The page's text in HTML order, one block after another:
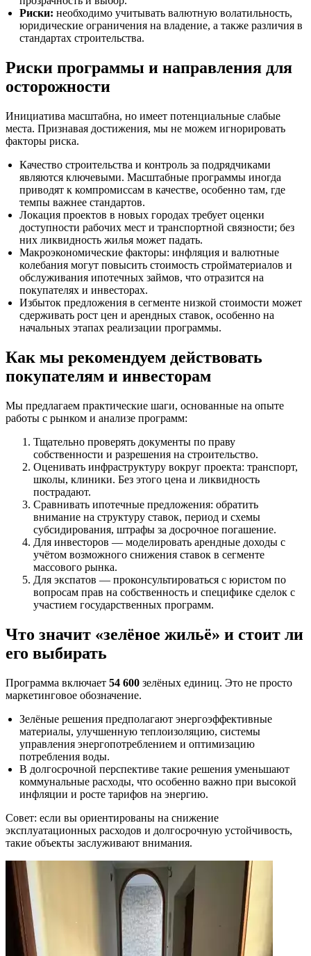
Риски: необходимо учитывать валютную волатильность,
юридические ограничения на владение, а также различия в
стандартах строительства.
Риски программы и направления для
осторожности
Инициатива масштабна, но имеет потенциальные слабые
места. Признавая достижения, мы не можем игнорировать
факторы риска.
Качество строительства и контроль за подрядчиками
являются ключевыми. Масштабные программы иногда
приводят к компромиссам в качестве, особенно там, где
темпы важнее стандартов.
Локация проектов в новых городах требует оценки
доступности рабочих мест и транспортной связности; без
них ликвидность жилья может падать.
Макроэкономические факторы: инфляция и валютные
колебания могут повысить стоимость стройматериалов и
обслуживания ипотечных займов, что отразится на
покупателях и инвесторах.
Избыток предложения в сегменте низкой стоимости может
сдерживать рост цен и арендных ставок, особенно на
начальных этапах реализации программы.
Как мы рекомендуем действовать
покупателям и инвесторам
Мы предлагаем практические шаги, основанные на опыте
работы с рынком и анализе программ:
Тщательно проверять документы по праву
собственности и разрешения на строительство.
Оценивать инфраструктуру вокруг проекта: транспорт,
школы, клиники. Без этого цена и ликвидность
пострадают.
Сравнивать ипотечные предложения: обратить
внимание на структуру ставок, период и схемы
субсидирования, штрафы за досрочное погашение.
Для инвесторов — моделировать арендные доходы с
учётом возможного снижения ставок в сегменте
массового рынка.
Для экспатов — проконсультироваться с юристом по
вопросам прав на собственность и специфике сделок с
участием государственных программ.
Что значит «зелёное жильё» и стоит ли
его выбирать
Программа включает 54 600 зелёных единиц. Это не просто
маркетинговое обозначение.
Зелёные решения предполагают энергоэффективные
материалы, улучшенную теплоизоляцию, системы
управления энергопотреблением и оптимизацию
потребления воды.
В долгосрочной перспективе такие решения уменьшают
коммунальные расходы, что особенно важно при высокой
инфляции и росте тарифов на энергию.
Совет: если вы ориентированы на снижение
эксплуатационных расходов и долгосрочную устойчивость,
такие объекты заслуживают внимания.